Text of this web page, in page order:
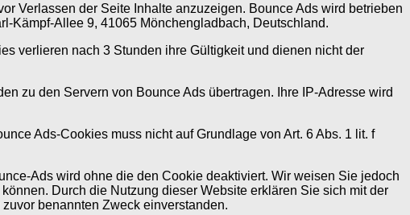
Verlassen der Seite Inhalte anzuzeigen. Bounce Ads wird betrieben
Kämpf-Allee 9, 41065 Mönchengladbach, Deutschland.
verlieren nach 3 Stunden ihre Gültigkeit und dienen nicht der
zu den Servern von Bounce Ads übertragen. Ihre IP-Adresse wird
Ads-Cookies muss nicht auf Grundlage von Art. 6 Abs. 1 lit. f
Ads wird ohne die den Cookie deaktiviert. Wir weisen Sie jedoch
Durch die Nutzung dieser Website erklären Sie sich mit der
benannten Zweck einverstanden.